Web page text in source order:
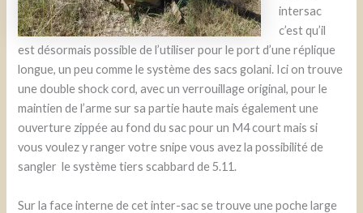
intersac
c’est qu’il
est désormais possible de l’utiliser pour le port d’une réplique
longue, un peu comme le système des sacs golani. Ici on trouve
une double shock cord, avec un verrouillage original, pour le
maintien de l’arme sur sa partie haute mais également une
ouverture zippée au fond du sac pour un M4 court mais si
vous voulez y ranger votre snipe vous avez la possibilité de
sangler le système tiers scabbard de 5.11.
Sur la face interne de cet inter-sac se trouve une poche large